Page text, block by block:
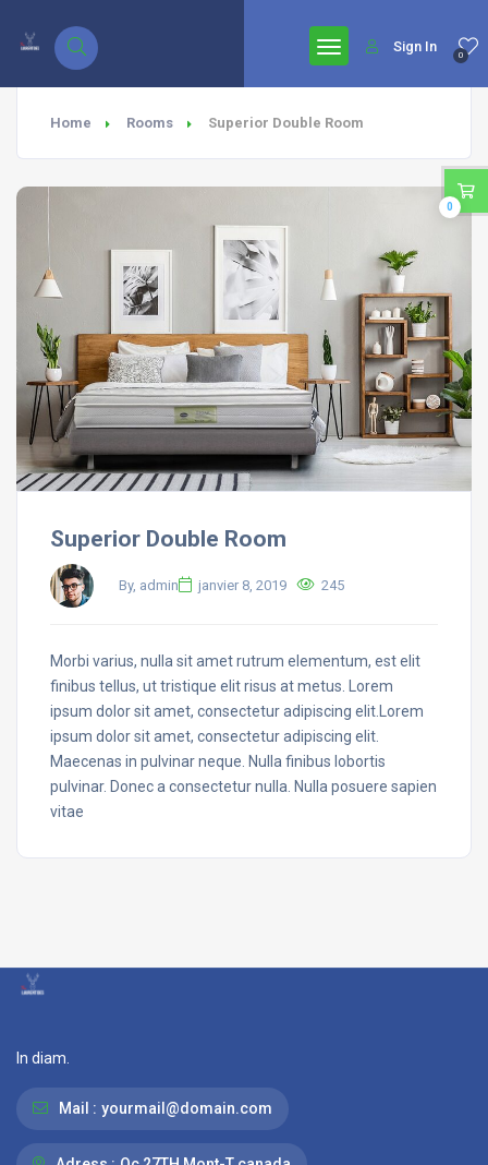
0
Sign In
Home Rooms Superior Double Room
Superior Double Room
By, admin janvier 8, 2019 245
Morbi varius, nulla sit amet rutrum elementum, est elit
finibus tellus, ut tristique elit risus at metus. Lorem
ipsum dolor sit amet, consectetur adipiscing elit.Lorem
ipsum dolor sit amet, consectetur adipiscing elit.
Maecenas in pulvinar neque. Nulla finibus lobortis
pulvinar. Donec a consectetur nulla. Nulla posuere sapien
vitae
0
In diam.
Mail : yourmail@domain.com